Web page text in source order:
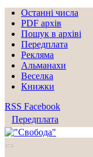
Останні числа
PDF архів
Пошук в архіві
Передплата
Рекляма
Альманахи
Веселка
Книжки
RSS Facebook
Передплата